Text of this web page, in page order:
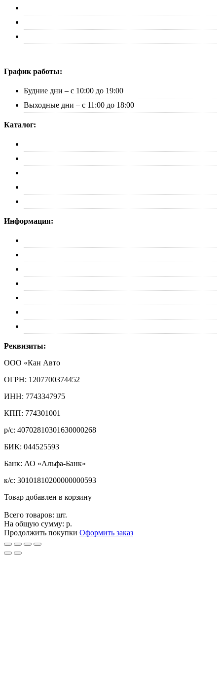
График работы:
Будние дни – с 10:00 до 19:00
Выходные дни – с 11:00 до 18:00
Каталог:
Информация:
Реквизиты:
ООО «Кан Авто
ОГРН: 1207700374452
ИНН: 7743347975
КПП: 774301001
р/с: 40702810301630000268
БИК: 044525593
Банк: АО «Альфа-Банк»
к/с: 30101810200000000593
Товар добавлен в корзину
Всего товаров: шт.
На общую сумму: р.
Продолжить покупки Оформить заказ